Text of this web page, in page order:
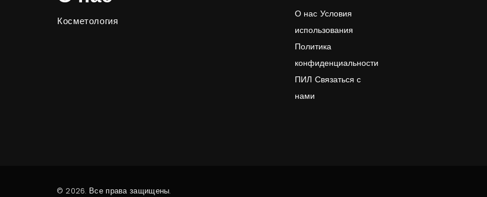
Косметология
О нас Условия
использования
Политика
конфиденциальности
ПИЛ Связаться с
нами
© 2026. Все права защищены.